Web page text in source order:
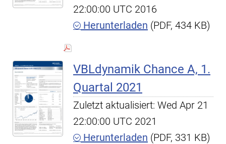
22:00:00 UTC 2016
Herunterladen (PDF, 434 KB)
VBLdynamik Chance A, 1.
Quartal 2021
Zuletzt aktualisiert: Wed Apr 21
22:00:00 UTC 2021
Herunterladen (PDF, 331 KB)